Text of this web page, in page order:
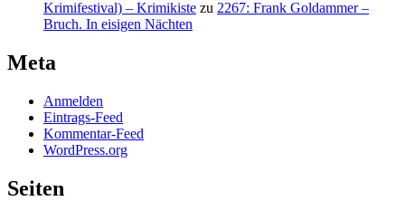
Krimifestival) – Krimikiste zu 2267: Frank Goldammer –
Bruch. In eisigen Nächten
Meta
Anmelden
Eintrags-Feed
Kommentar-Feed
WordPress.org
Seiten